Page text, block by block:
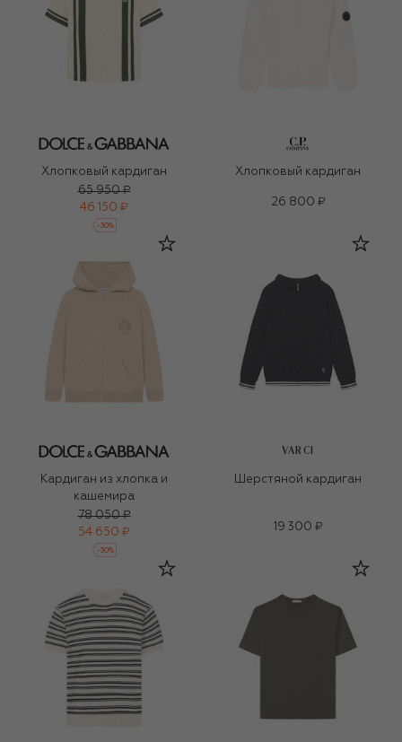
Хлопковый кардиган
65 950 ₽
46 150 ₽
-30%
Хлопковый кардиган
26 800 ₽
Кардиган из хлопка и
кашемира
78 050 ₽
54 650 ₽
-30%
VARCI
Шерстяной кардиган
19 300 ₽